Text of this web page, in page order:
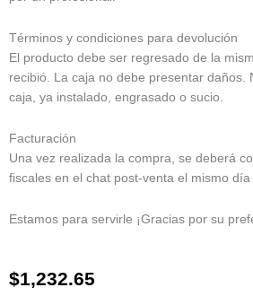
Términos y condiciones para devolución
El producto debe ser regresado de la
recibió. La caja no debe presentar daños.
caja, ya instalado, engrasado o sucio.
Facturación
Una vez realizada la compra, se deberá
fiscales en el chat post-venta el mismo
Estamos para servirle ¡Gracias por su
$1,232.65